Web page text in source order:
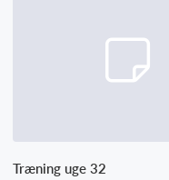
Træning uge 32